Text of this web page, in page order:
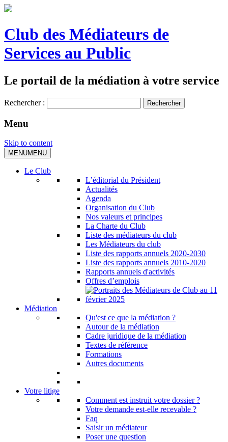
Club des Médiateurs de
Services au Public
Le portail de la médiation à votre service
Rechercher :
Menu
Skip to content
MENUMENU
Le Club
L’éditorial du Président
Actualités
Agenda
Organisation du Club
Nos valeurs et principes
La Charte du Club
Liste des médiateurs du club
Les Médiateurs du club
Liste des rapports annuels 2020-2030
Liste des rapports annuels 2010-2020
Rapports annuels d'activités
Offres d’emplois
Médiation
Qu'est ce que la médiation ?
Autour de la médiation
Cadre juridique de la médiation
Textes de référence
Formations
Autres documents
Votre litige
Comment est instruit votre dossier ?
Votre demande est-elle recevable ?
Faq
Saisir un médiateur
Poser une question